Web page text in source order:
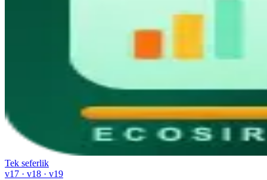
Tek seferlik
v17 · v18 · v19